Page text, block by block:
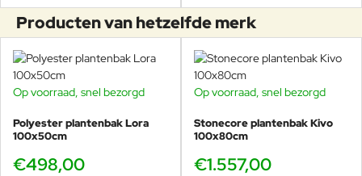
Producten van hetzelfde merk
Op voorraad, snel bezorgd
Polyester plantenbak Lora
100x50cm
€498,00
Op voorraad, snel bezorgd
Stonecore plantenbak Kivo
100x80cm
€1.557,00